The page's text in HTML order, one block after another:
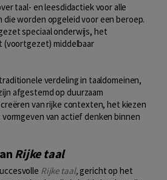
taal- en leesdidactiek voor alle
worden opgeleid voor een beroep.
speciaal onderwijs, het
(voortgezet) middelbaar
verdeling in taaldomeinen,
afgestemd op duurzaam
van rijke contexten, het kiezen
van actief denken binnen
Rijke taal
Rijke taal,gericht op het